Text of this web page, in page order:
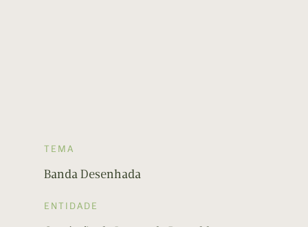
TEMA
Banda Desenhada
ENTIDADE